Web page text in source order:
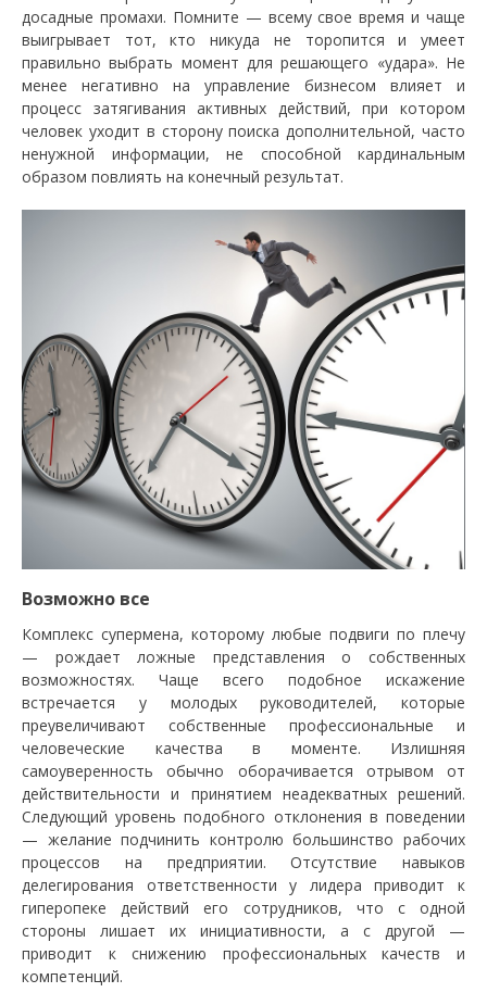
досадные промахи. Помните — всему свое время и чаще
выигрывает тот, кто никуда не торопится и умеет
правильно выбрать момент для решающего «удара». Не
менее негативно на управление бизнесом влияет и
процесс затягивания активных действий, при котором
человек уходит в сторону поиска дополнительной, часто
ненужной информации, не способной кардинальным
образом повлиять на конечный результат.
Возможно все
Комплекс супермена, которому любые подвиги по плечу
— рождает ложные представления о собственных
возможностях. Чаще всего подобное искажение
встречается у молодых руководителей, которые
преувеличивают собственные профессиональные и
человеческие качества в моменте. Излишняя
самоуверенность обычно оборачивается отрывом от
действительности и принятием неадекватных решений.
Следующий уровень подобного отклонения в поведении
— желание подчинить контролю большинство рабочих
процессов на предприятии. Отсутствие навыков
делегирования ответственности у лидера приводит к
гиперопеке действий его сотрудников, что с одной
стороны лишает их инициативности, а с другой —
приводит к снижению профессиональных качеств и
компетенций.